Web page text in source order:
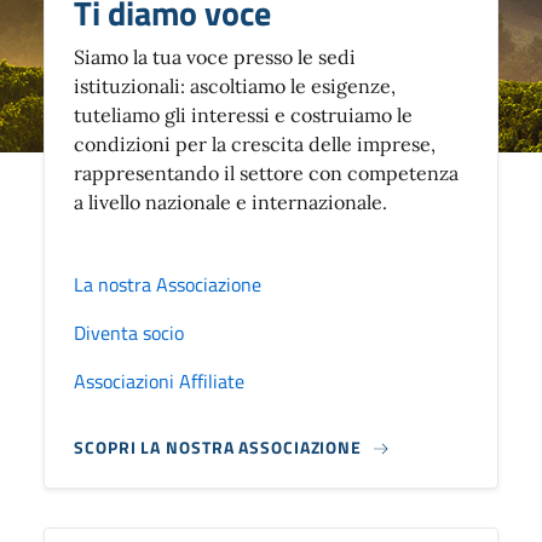
Ti diamo voce
Siamo la tua voce presso le sedi
istituzionali: ascoltiamo le esigenze,
tuteliamo gli interessi e costruiamo le
condizioni per la crescita delle imprese,
rappresentando il settore con competenza
a livello nazionale e internazionale.
La nostra Associazione
Diventa socio
Associazioni Affiliate
SCOPRI LA NOSTRA ASSOCIAZIONE